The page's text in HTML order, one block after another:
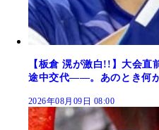
【板倉 滉が激白!!】大会直
途中交代――。あのとき何
2026年08月09日 08:00